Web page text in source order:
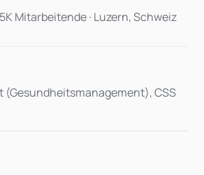
Mitarbeitende · Luzern, Schweiz
(Gesundheitsmanagement), CSS